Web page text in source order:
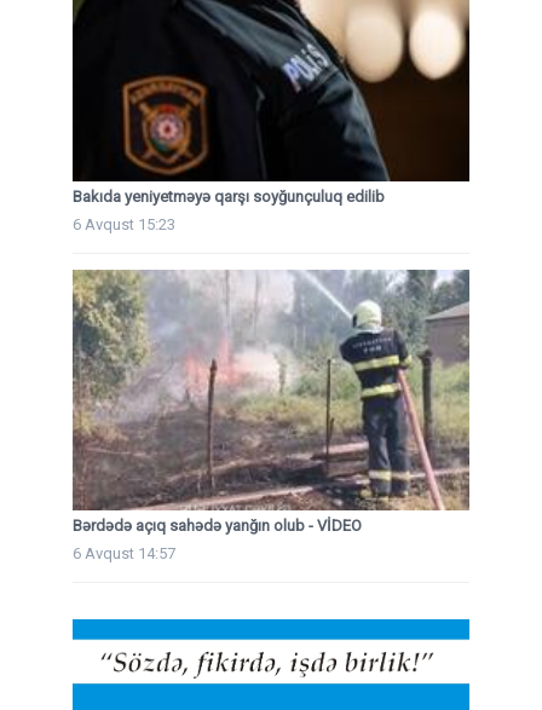
Bakıda yeniyetməyə qarşı soyğunçuluq edilib
6 Avqust 15:23
Bərdədə açıq sahədə yanğın olub - VİDEO
6 Avqust 14:57